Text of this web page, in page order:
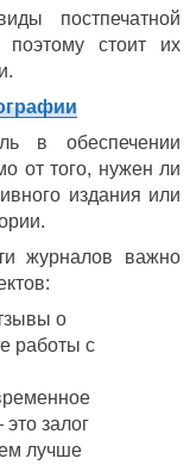
постпечатной
поэтому стоит их
в обеспечении
от того, нужен ли
издания или
журналов важно
о
работы с
залог
лучше